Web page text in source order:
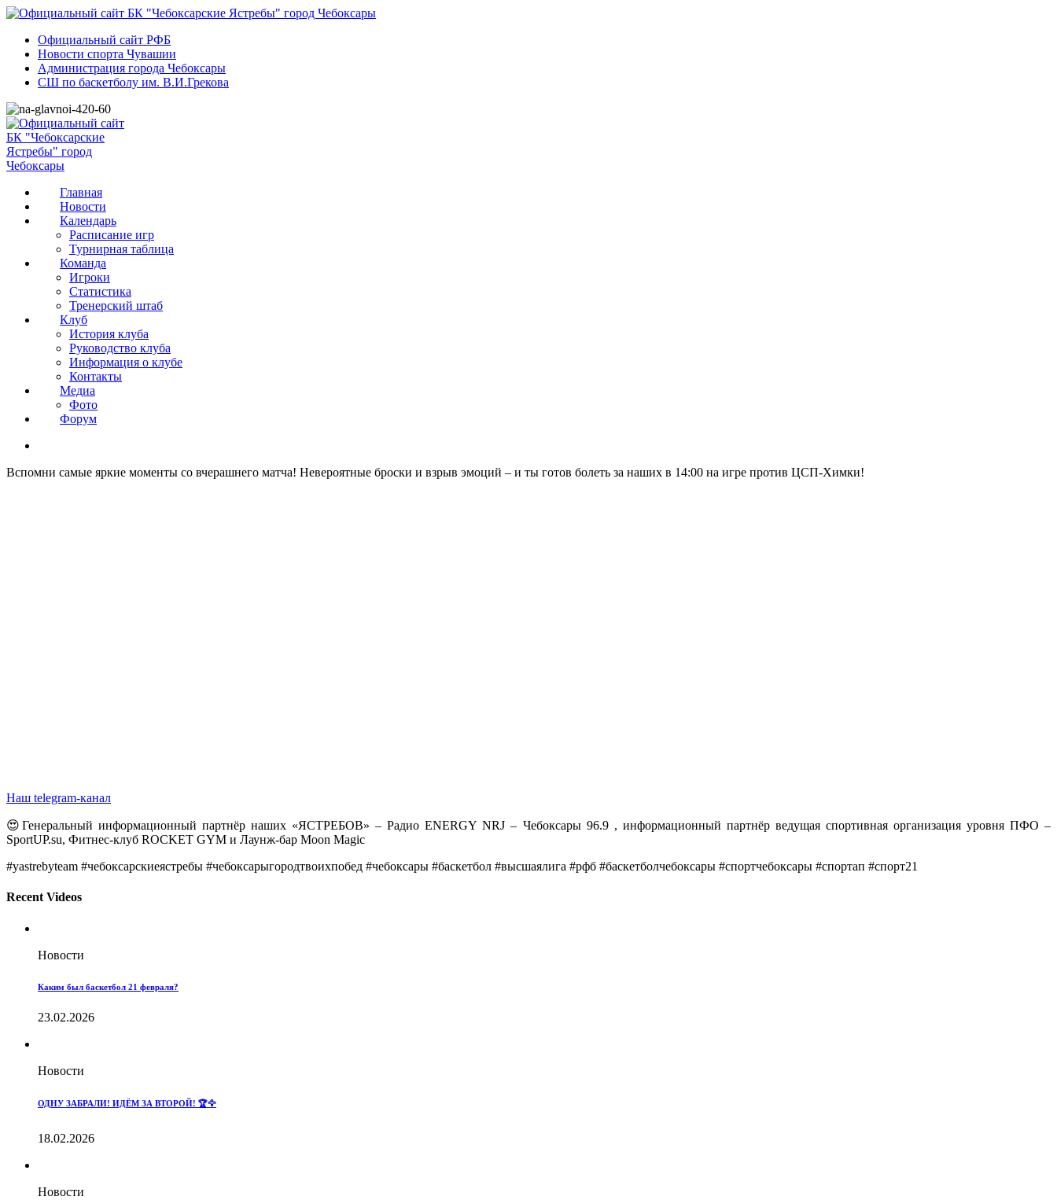
Официальный сайт РФБ
Новости спорта Чувашии
Администрация города Чебоксары
СШ по баскетболу им. В.И.Грекова
Главная
Новости
Календарь
Расписание игр
Турнирная таблица
Команда
Игроки
Статистика
Тренерский штаб
Клуб
История клуба
Руководство клуба
Информация о клубе
Контакты
Медиа
Фото
Форум
Вспомни самые яркие моменты со вчерашнего матча! Невероятные броски и взрыв эмоций – и ты готов болеть за наших в 14:00 на игре против ЦСП-Химки!
Наш telegram-канал
😍Генеральный информационный партнёр наших «ЯСТРЕБОВ» – Радио ENERGY NRJ – Чебоксары 96.9 , информационный партнёр ведущая спортивная организация уровня ПФО –
SportUP.su, Фитнес-клуб ROCKET GYM и Лаунж-бар Moon Magic
#yastrebyteam #чебоксарскиеястребы #чебоксарыгородтвоихпобед #чебоксары #баскетбол #высшаялига #рфб #баскетболчебоксары #спортчебоксары #спортап #спорт21
Recent Videos
Новости
Каким был баскетбол 21 февраля?
23.02.2026
Новости
ОДНУ ЗАБРАЛИ! ИДЁМ ЗА ВТОРОЙ! 🏆🦅
18.02.2026
Новости